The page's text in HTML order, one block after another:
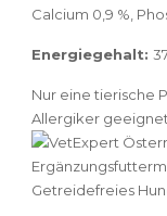
Calcium 0,9 %,
Energiegehalt:
Nur eine tierische
Allergiker geeignet